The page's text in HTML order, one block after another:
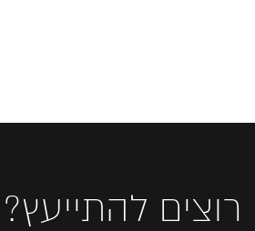
רוצים להתייעץ?